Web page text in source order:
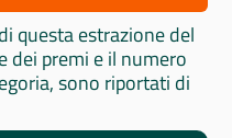
questa estrazione del
dei premi e il numero
sono riportati di